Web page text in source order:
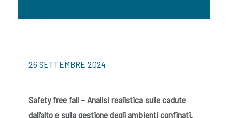
26 SETTEMBRE 2024
Safety free fall – Analisi realistica sulle cadute
dall’alto e sulla gestione degli ambienti confinati.